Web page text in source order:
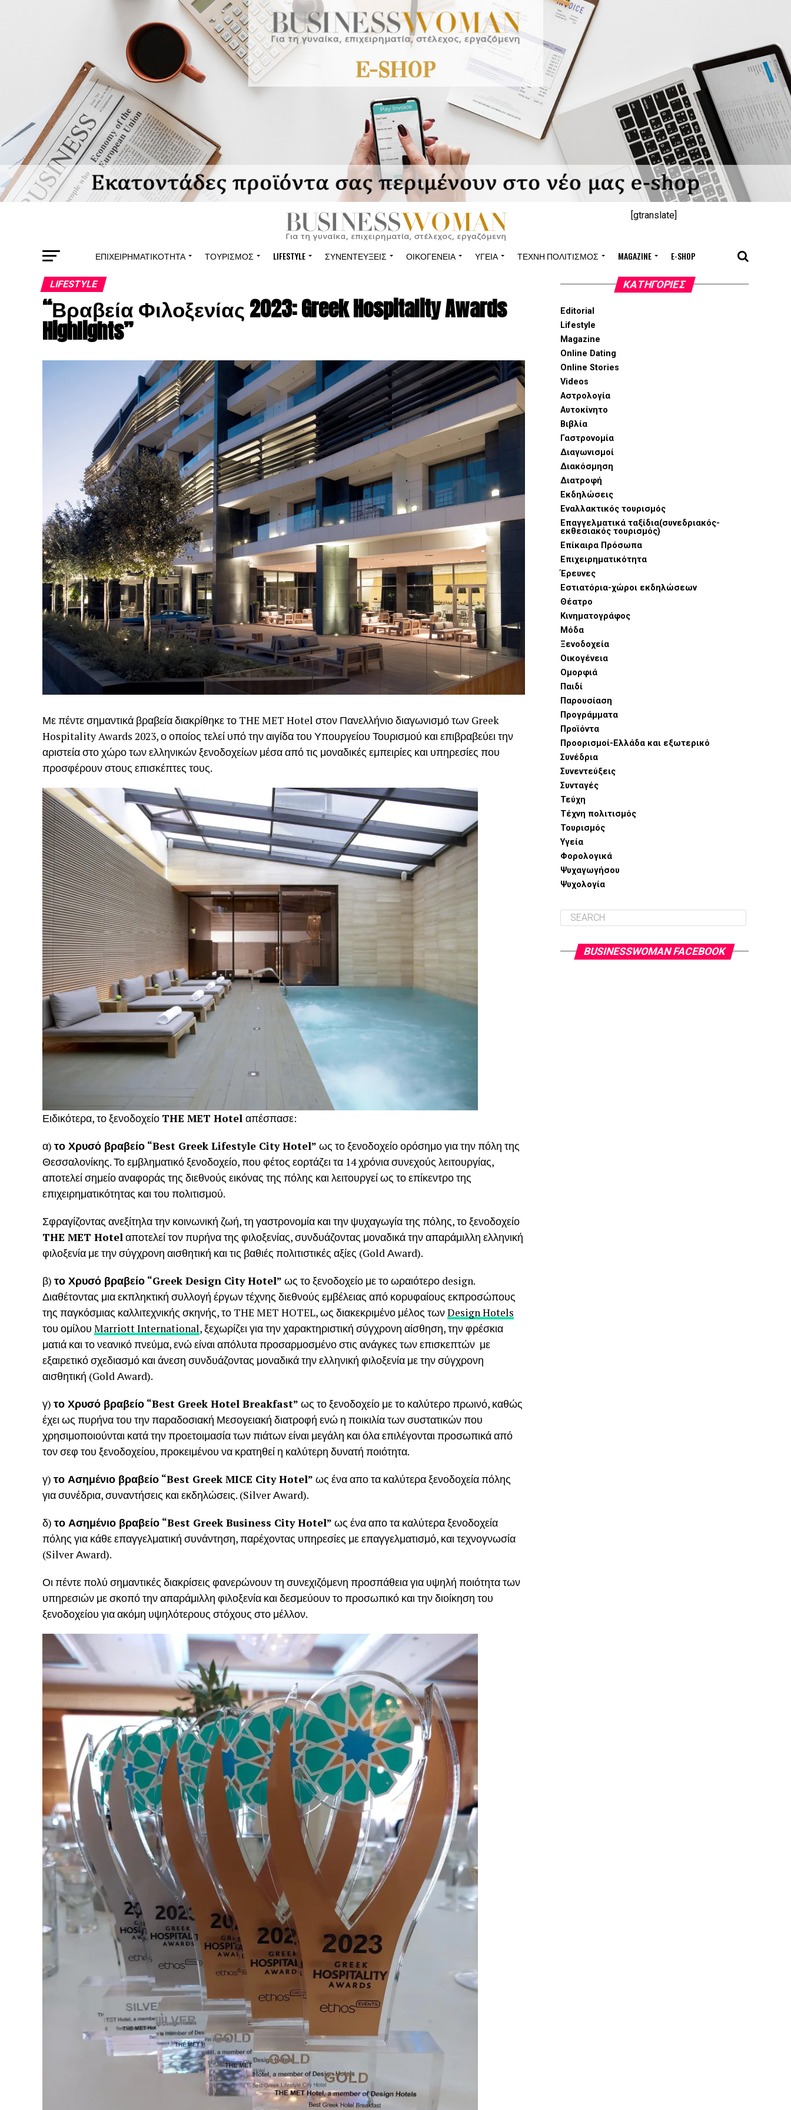
[gtranslate]
ΕΠΙΧΕΙΡΗΜΑΤΙΚΌΤΗΤΑ ΤΟΥΡΙΣΜΌΣ LIFESTYLE ΣΥΝΕΝΤΕΎΞΕΙΣ ΟΙΚΟΓΈΝΕΙΑ ΥΓΕΊΑ ΤΈΧΝΗ ΠΟΛΙΤΙΣΜΌΣ MAGAZINE E-SHOP
LIFESTYLE
“Βραβεία Φιλοξενίας 2023: Greek Hospitality Awards
Highlights”
Με πέντε σημαντικά βραβεία διακρίθηκε το THE MET Hotel στον Πανελλήνιο διαγωνισμό των Greek
Hospitality Awards 2023, ο οποίος τελεί υπό την αιγίδα του Υπουργείου Τουρισμού και επιβραβεύει την
αριστεία στο χώρο των ελληνικών ξενοδοχείων μέσα από τις μοναδικές εμπειρίες και υπηρεσίες που
προσφέρουν στους επισκέπτες τους.
Ειδικότερα, το ξενοδοχείο THE MET Hotel απέσπασε:
α) το Χρυσό βραβείο “Best Greek Lifestyle City Hotel” ως το ξενοδοχείο ορόσημο για την πόλη της
Θεσσαλονίκης. Το εμβληματικό ξενοδοχείο, που φέτος εορτάζει τα 14 χρόνια συνεχούς λειτουργίας,
αποτελεί σημείο αναφοράς της διεθνούς εικόνας της πόλης και λειτουργεί ως το επίκεντρο της
επιχειρηματικότητας και του πολιτισμού.
Σφραγίζοντας ανεξίτηλα την κοινωνική ζωή, τη γαστρονομία και την ψυχαγωγία της πόλης, το ξενοδοχείο
THE MET Hotelαποτελεί τον πυρήνα της φιλοξενίας, συνδυάζοντας μοναδικά την απαράμιλλη ελληνική
φιλοξενία με την σύγχρονη αισθητική και τις βαθιές πολιτιστικές αξίες (Gold Αward).
β) το Χρυσό βραβείο “Greek Design City Hotel” ως το ξενοδοχείο με το ωραιότερο design.
Διαθέτοντας μια εκπληκτική συλλογή έργων τέχνης διεθνούς εμβέλειας από κορυφαίους εκπροσώπους
της παγκόσμιας καλλιτεχνικής σκηνής, το THE MET HOTEL, ως διακεκριμένο μέλος τωνDesign Hotels
του ομίλου Marriott International, ξεχωρίζει για την χαρακτηριστική σύγχρονη αίσθηση, την φρέσκια
ματιά και το νεανικό πνεύμα, ενώ είναι απόλυτα προσαρμοσμένο στις ανάγκες των επισκεπτών με
εξαιρετικό σχεδιασμό και άνεση συνδυάζοντας μοναδικά την ελληνική φιλοξενία με την σύγχρονη
αισθητική (Gold Αward).
γ) το Χρυσό βραβείο “Best Greek Hotel Breakfast” ως το ξενοδοχείο με το καλύτερο πρωινό, καθώς
έχει ως πυρήνα του την παραδοσιακή Μεσογειακή διατροφή ενώ η ποικιλία των συστατικών που
χρησιμοποιούνται κατά την προετοιμασία των πιάτων είναι μεγάλη και όλα επιλέγονται προσωπικά από
τον σεφ του ξενοδοχείου, προκειμένου να κρατηθεί η καλύτερη δυνατή ποιότητα.
γ) το Ασημένιο βραβείο “Best Greek MICE CityHotel” ως ένα απο τα καλύτερα ξενοδοχεία πόλης
για συνέδρια, συναντήσεις και εκδηλώσεις. (Silver Αward).
δ) το Ασημένιο βραβείο “Best Greek Business City Hotel” ως ένα απο τα καλύτερα ξενοδοχεία
πόλης για κάθε επαγγελματική συνάντηση, παρέχοντας υπηρεσίες με επαγγελματισμό, και τεχνογνωσία
(Silver Αward).
Οι πέντε πολύ σημαντικές διακρίσεις φανερώνουν τη συνεχιζόμενη προσπάθεια για υψηλή ποιότητα των
υπηρεσιών με σκοπό την απαράμιλλη φιλοξενία και δεσμεύουν το προσωπικό και την διοίκηση του
ξενοδοχείου για ακόμη υψηλότερους στόχους στο μέλλον.
KΑΤΗΓΟΡΊΕΣ
Editorial
Lifestyle
Magazine
Online Dating
Online Stories
Videos
Αστρολογία
Αυτοκίνητο
Βιβλία
Γαστρονομία
Διαγωνισμοί
Διακόσμηση
Διατροφή
Εκδηλώσεις
Εναλλακτικός τουρισμός
Επαγγελματικά ταξίδια(συνεδριακός-
εκθεσιακός τουρισμός)
Επίκαιρα Πρόσωπα
Επιχειρηματικότητα
Έρευνες
Εστιατόρια-χώροι εκδηλώσεων
Θέατρο
Κινηματογράφος
Μόδα
Ξενοδοχεία
Οικογένεια
Ομορφιά
Παιδί
Παρουσίαση
Προγράμματα
Προϊόντα
Προορισμοί-Ελλάδα και εξωτερικό
Συνέδρια
Συνεντεύξεις
Συνταγές
Τεύχη
Τέχνη πολιτισμός
Τουρισμός
Υγεία
Φορολογικά
Ψυχαγωγήσου
Ψυχολογία
BUSINESSWOMAN FACEBOOK